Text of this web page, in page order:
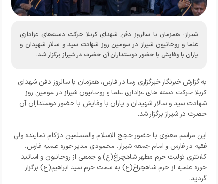
شیراز- همزمان با سالروز دفن شهدای کربلا حرکت دسته‌های عزاداری
علما و روحانیون شیراز در سومین روز شهادت سید و سالار شهیدان و
یاران با وفایش با حضور دوستداران آن حضرت در شیراز برگزار شد.
به گزارش خبرنگار خبرگزاری رسا در فارس، همزمان با سالروز دفن شهدای
کربلا حرکت دسته های عزاداری علما و روحانیون شیراز در سومین روز
شهادت سید و سالار شهیدان و یاران با وفایش با حضور دوستداران آن
حضرت در شیراز برگزار شد.
این مراسم معنوی با حضور حجج الاسلام والمسلمین دژکام نماینده ولی
فقیه در فارس و امام جمعه شیراز، محمودی مدیر حوزه علمیه فارس،
کلانتری تولیت حرم مطهر شاهچراغ(ع) و جمعی از روحانیون و اساتید
حوزه علمیه از حرم شاهچراغ(ع) به سمت حرم سید ابراهیم(ع) برگزار
گردید.